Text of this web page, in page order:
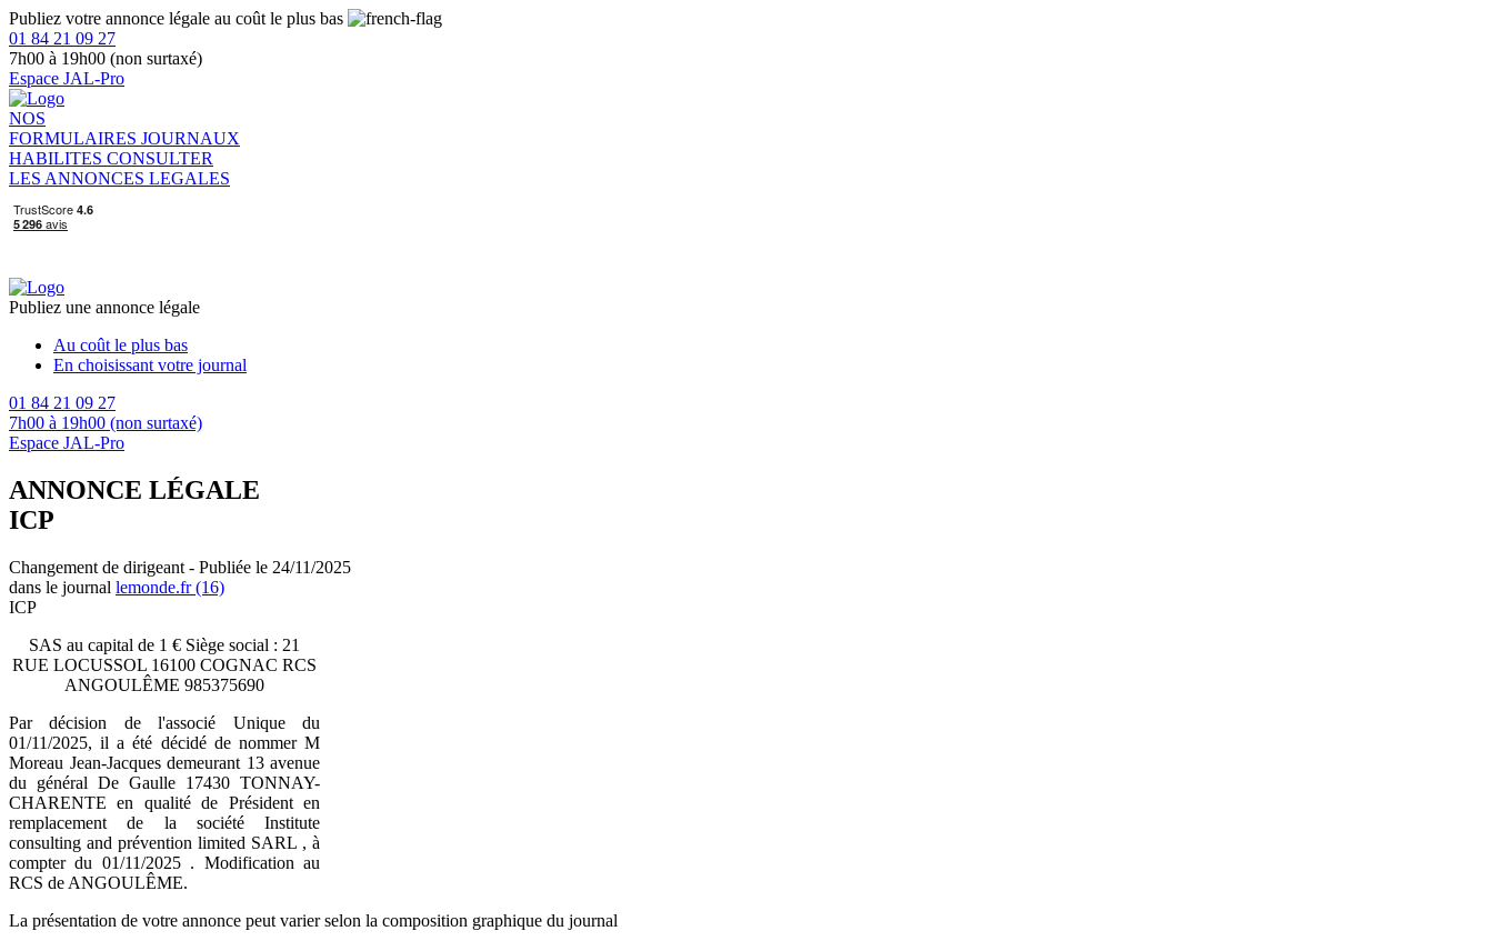
Publiez votre annonce légale au coût le plus bas
01 84 21 09 27
7h00 à 19h00 (non surtaxé)
Espace JAL-Pro
NOS
FORMULAIRES JOURNAUX
HABILITES CONSULTER
LES ANNONCES LEGALES
Publiez une annonce légale
Au coût le plus bas
En choisissant votre journal
01 84 21 09 27
7h00 à 19h00 (non surtaxé)
Espace JAL-Pro
ANNONCE LÉGALE
ICP
Changement de dirigeant - Publiée le 24/11/2025
dans le journal lemonde.fr (16)
ICP
SAS au capital de 1 € Siège social : 21
RUE LOCUSSOL 16100 COGNAC RCS
ANGOULÊME 985375690
Par décision de l'associé Unique du
01/11/2025, il a été décidé de nommer M
Moreau Jean-Jacques demeurant 13 avenue
du général De Gaulle 17430 TONNAY-
CHARENTE en qualité de Président en
remplacement de la société Institute
consulting and prévention limited SARL , à
compter du 01/11/2025 . Modification au
RCS de ANGOULÊME.
La présentation de votre annonce peut varier selon la composition graphique du journal